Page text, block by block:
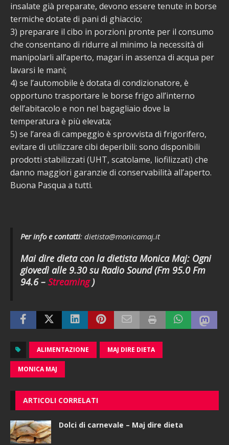
insalate già preparate, devono essere tenute in borse
termiche dotate di pani di ghiaccio;
3) preparare il cibo in porzioni pronte per il consumo
che consentano di ridurre al minimo la necessità di
manipolarli all’aperto, magari in assenza di acqua per
lavarsi le mani;
4) se l’automobile è dotata di condizionatore, è
opportuno trasportare le borse frigo all’interno
dell’abitacolo e non nel bagagliaio dove la
temperatura è più elevata;
5) se l’area di campeggio è sprovvista di frigorifero,
evitare di utilizzare cibi deperibili: sono disponibili
prodotti stabilizzati (UHT, scatolame, liofilizzati) che
danno maggiori garanzie di conservabilità all’aperto.
Buona Pasqua a tutti.
Per info e contatti: dietista@monicamaj.it
Mai dire dieta con la dietista Monica Maj: Ogni
giovedì alle 9.30 su Radio Sound (Fm 95.0 Fm
94.6 – Streaming)
ALIMENTAZIONE MAJ DIRE DIETA
MONICA MAJ
ARTICOLI CORRELATI
Dolci di carnevale – Maj dire dieta